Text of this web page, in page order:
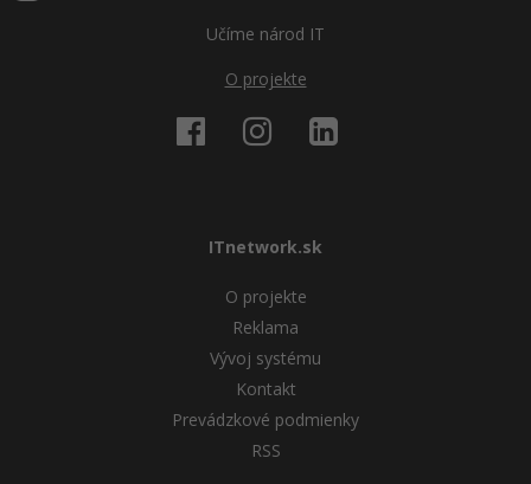
Učíme národ IT
O projekte
ITnetwork.sk
O projekte
Reklama
Vývoj systému
Kontakt
Prevádzkové podmienky
RSS